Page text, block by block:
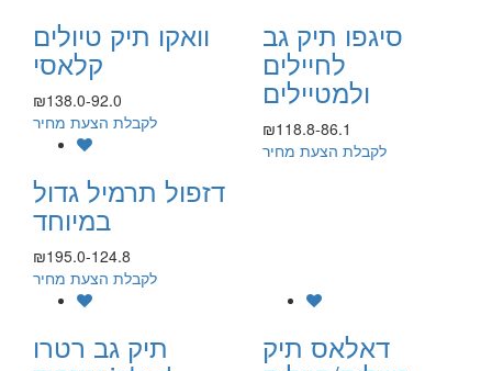
סיגפו תיק גב
לחיילים
ולמטיילים
₪118.8-86.1
לקבלת הצעת מחיר
וואקו תיק טיולים
קלאסי
₪138.0-92.0
לקבלת הצעת מחיר
דזפול תרמיל גדול
במיוחד
₪195.0-124.8
לקבלת הצעת מחיר
דאלאס תיק תיק גב רטרו